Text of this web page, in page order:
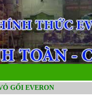
GỐI EVERON